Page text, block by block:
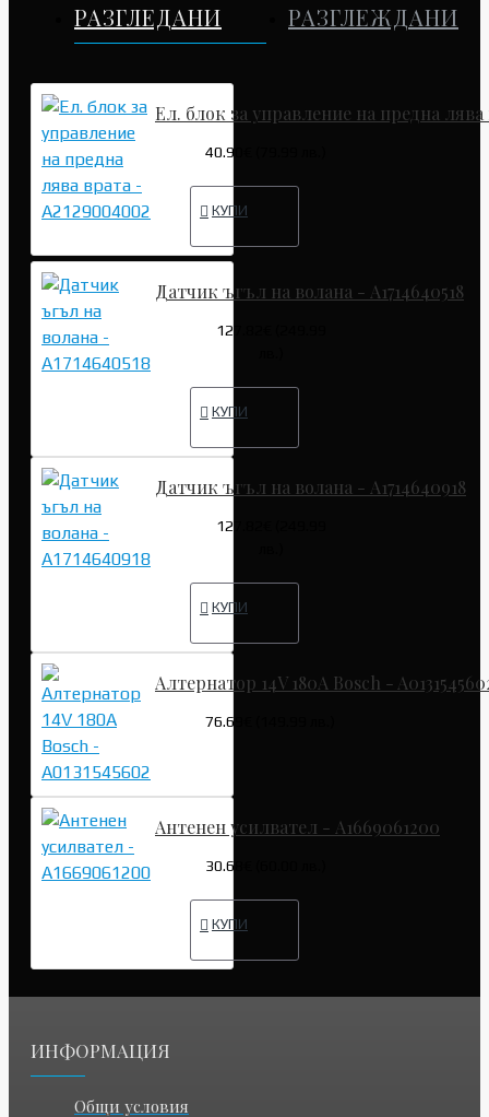
РАЗГЛЕДАНИ
РАЗГЛЕЖДАНИ
Ел. блок за управление на предна
40.90€ (79.99 лв.)
КУПИ
Датчик ъгъл на волана - A1714640518
127.82€ (249.99
КУПИ
Датчик ъгъл на волана - A1714640918
127.82€ (249.99
КУПИ
Алтернатор 14V 180A Bosch -
76.69€ (149.99 лв.)
Антенен усилвател - A1669061200
30.68€ (60.00 лв.)
КУПИ
ИНФОРМАЦИЯ
Общи условия